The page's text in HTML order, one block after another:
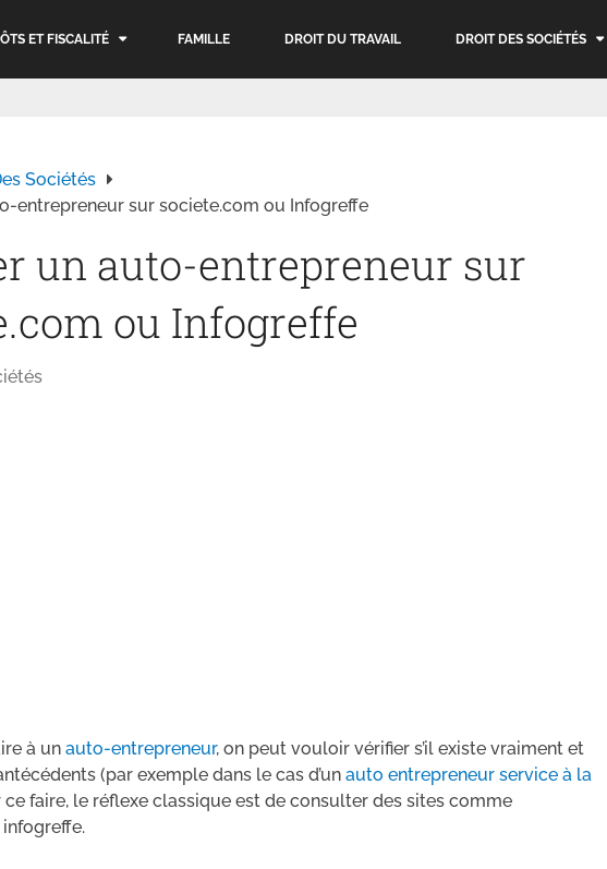
ET FISCALITÉ FAMILLE DROIT DU TRAVAIL DROIT DES SOCIÉTÉS
Sociétés
entrepreneur sur societe.com ou Infogreffe
un auto-entrepreneur sur
ou Infogreffe
à un auto-entrepreneur, on peut vouloir vérifier s’il existe vraiment et
(par exemple dans le cas d’un auto entrepreneur service à la
ce faire, le réflexe classique est de consulter des sites comme